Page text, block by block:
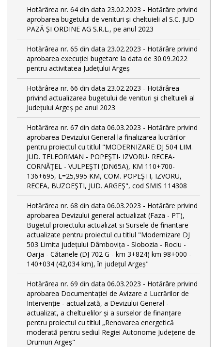
Hotărârea nr. 64 din data 23.02.2023 - Hotărâre privind
aprobarea bugetului de venituri și cheltuieli al S.C. JUD
PAZĂ ȘI ORDINE AG S.R.L., pe anul 2023
Hotărârea nr. 65 din data 23.02.2023 - Hotărâre privind
aprobarea execuției bugetare la data de 30.09.2022
pentru activitatea Județului Argeș
Hotărârea nr. 66 din data 23.02.2023 - Hotărârea
privind actualizarea bugetului de venituri și cheltuieli al
Județului Argeș pe anul 2023
Hotărârea nr. 67 din data 06.03.2023 - Hotărâre privind
aprobarea Devizului General la finalizarea lucrărilor
pentru proiectul cu titlul "MODERNIZARE DJ 504 LIM.
JUD. TELEORMAN - POPEŞTI- IZVORU- RECEA-
CORNĂŢEL - VULPEŞTI (DN65A), KM 110+700-
136+695, L=25,995 KM, COM. POPEŞTI, IZVORU,
RECEA, BUZOEŞTI, JUD. ARGEŞ", cod SMIS 114308
Hotărârea nr. 68 din data 06.03.2023 - Hotărâre privind
aprobarea Devizului general actualizat (Faza - PT),
Bugetul proiectului actualizat si Sursele de finantare
actualizate pentru proiectul cu titlul "Modernizare DJ
503 Limita județului Dâmbovița - Slobozia - Rociu -
Oarja - Cătanele (DJ 702 G - km 3+824) km 98+000 -
140+034 (42,034 km), în județul Argeș"
Hotărârea nr. 69 din data 06.03.2023 - Hotărâre privind
aprobarea Documentației de Avizare a Lucrărilor de
Intervenție - actualizată, a Devizului General -
actualizat, a cheltuielilor și a surselor de finanțare
pentru proiectul cu titlul „Renovarea energetică
moderată pentru sediul Regiei Autonome Județene de
Drumuri Argeș"